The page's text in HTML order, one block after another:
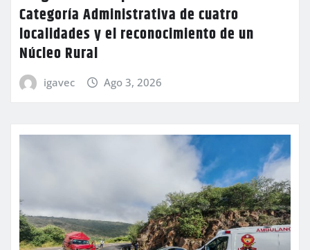
Categoría Administrativa de cuatro
localidades y el reconocimiento de un
Núcleo Rural
igavec Ago 3, 2026